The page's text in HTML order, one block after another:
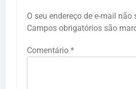
O seu endereço de e-mail não
Campos obrigatórios são
Comentário *